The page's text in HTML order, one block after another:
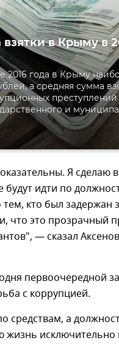
в Крыму в
2016 года в Крыму
а средняя сумма
и
Я сделаю
будут идти по
кто был задержан
что это прозрачный
— сказал
первоочередной
с коррупцией.
средствам, а
жизнь